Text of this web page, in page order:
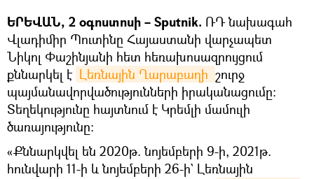
ԵՐԵՎԱՆ, 2 օգոստոսի – Sputnik. ՌԴ նախագահ
Վլադիմիր Պուտինը Հայաստանի վարչապետ
Նիկոլ Փաշինյանի հետ հեռախոսազրույցում
քննարկել է Լեռնային Ղարաբաղի շուրջ
պայմանավորվածությունների իրականացումը։
Տեղեկությունը հայտնում է Կրեմլի մամուլի
ծառայությունը:
«Քննարկվել են 2020թ. նոյեմբերի 9-ի, 2021թ.
հունվարի 11-ի և նոյեմբերի 26-ի` Լեռնային